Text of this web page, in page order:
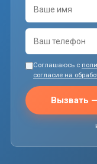
Соглашаюсь с
согласие на
Вызвать